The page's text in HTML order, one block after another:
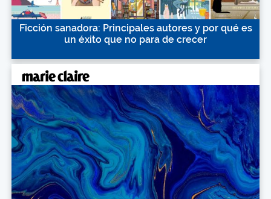
Ficción sanadora: Principales autores y por qué es
un éxito que no para de crecer